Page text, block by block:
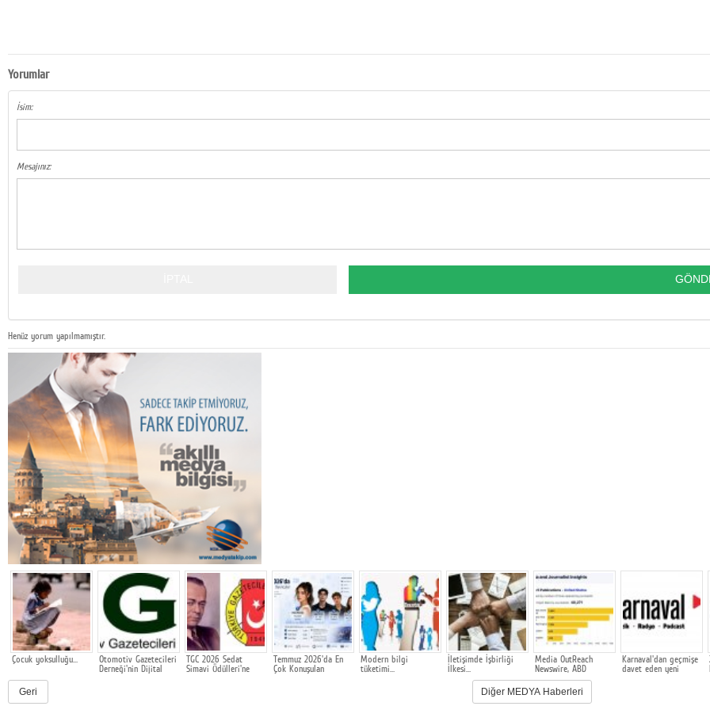
Yorumlar
İsim:
Mesajınız:
Henüz yorum yapılmamıştır.
Çocuk yoksulluğu…
Otomotiv Gazetecileri
Derneği'nin Dijital
TGC 2026 Sedat
Simavi Ödülleri'ne
Temmuz 2026'da En
Çok Konuşulan
Modern bilgi
tüketimi…
İletişimde İşbirliği
İlkesi…
Media OutReach
Newswire, ABD
Dağıtım Ağını
Güçlendiriyor
Karnaval'dan geçmişe
davet eden yeni
Geri Diğer MEDYA Haberleri